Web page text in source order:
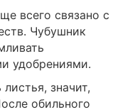
всего связано с
Чубушник
удобрениями.
значит,
обильного